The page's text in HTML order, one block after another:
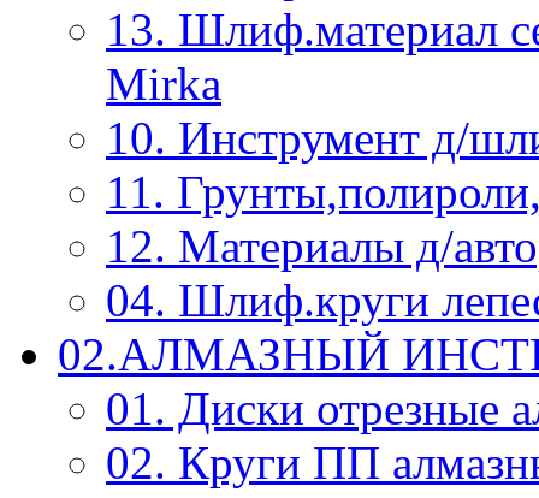
13. Шлиф.материал
Mirka
10. Инструмент д/
11.
12. Материалы д/
04. Шлиф.круги
02.АЛМАЗНЫЙ
01. Диски отрезные
02. Круги ПП